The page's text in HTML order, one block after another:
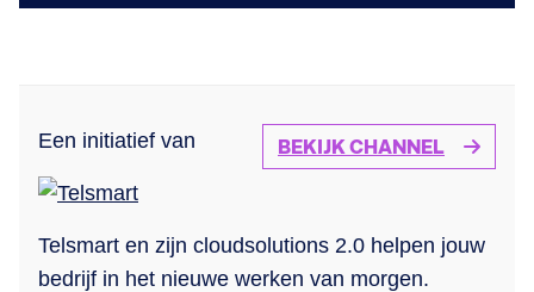
BEKIJK CHANNEL
Een initiatief van
Telsmart en zijn cloudsolutions 2.0 helpen jouw
bedrijf in het nieuwe werken van morgen.